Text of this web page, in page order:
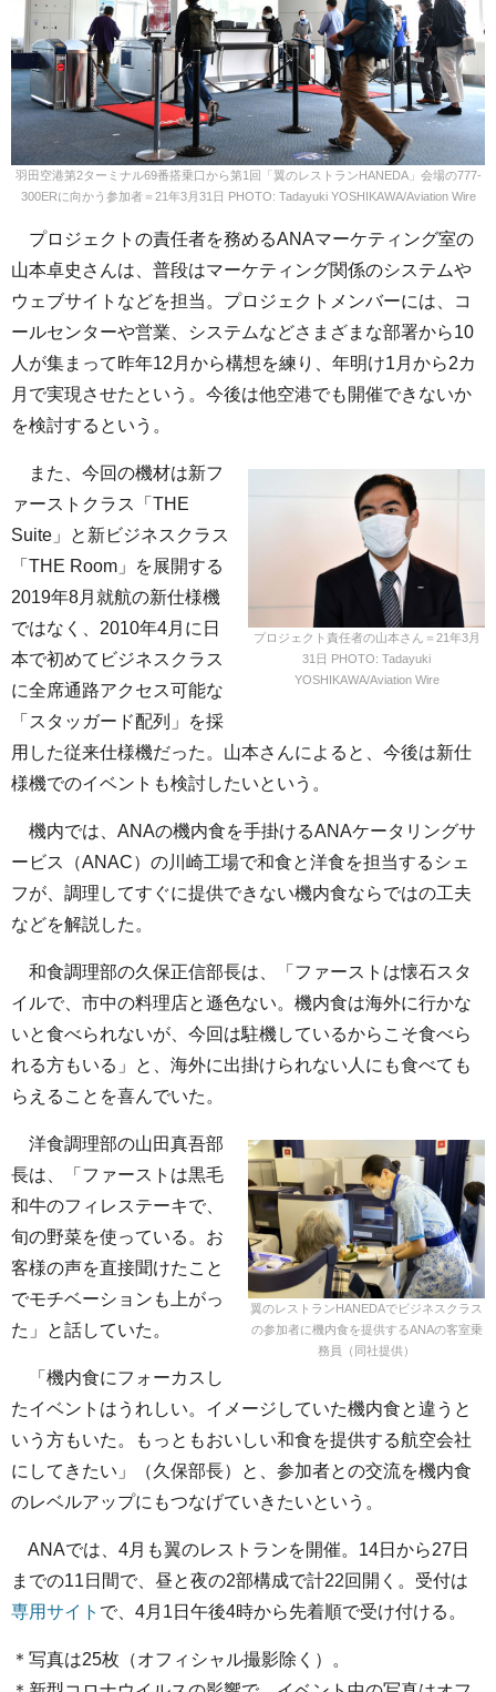
羽田空港第2ターミナル69番搭乗口から第1回「翼のレストランHANEDA」会場の777-
300ERに向かう参加者＝21年3月31日 PHOTO: Tadayuki YOSHIKAWA/Aviation Wire
プロジェクトの責任者を務めるANAマーケティング室の
山本卓史さんは、普段はマーケティング関係のシステムや
ウェブサイトなどを担当。プロジェクトメンバーには、コ
ールセンターや営業、システムなどさまざまな部署から10
人が集まって昨年12月から構想を練り、年明け1月から2カ
月で実現させたという。今後は他空港でも開催できないか
を検討するという。
プロジェクト責任者の山本さん＝21年3月
31日 PHOTO: Tadayuki
YOSHIKAWA/Aviation Wire
また、今回の機材は新フ
ァーストクラス「THE
Suite」と新ビジネスクラス
「THE Room」を展開する
2019年8月就航の新仕様機
ではなく、2010年4月に日
本で初めてビジネスクラス
に全席通路アクセス可能な
「スタッガード配列」を採
用した従来仕様機だった。山本さんによると、今後は新仕
様機でのイベントも検討したいという。
機内では、ANAの機内食を手掛けるANAケータリングサ
ービス（ANAC）の川崎工場で和食と洋食を担当するシェ
フが、調理してすぐに提供できない機内食ならではの工夫
などを解説した。
和食調理部の久保正信部長は、「ファーストは懐石スタ
イルで、市中の料理店と遜色ない。機内食は海外に行かな
いと食べられないが、今回は駐機しているからこそ食べら
れる方もいる」と、海外に出掛けられない人にも食べても
らえることを喜んでいた。
翼のレストランHANEDAでビジネスクラス
の参加者に機内食を提供するANAの客室乗
務員（同社提供）
洋食調理部の山田真吾部
長は、「ファーストは黒毛
和牛のフィレステーキで、
旬の野菜を使っている。お
客様の声を直接聞けたこと
でモチベーションも上がっ
た」と話していた。
「機内食にフォーカスし
たイベントはうれしい。イメージしていた機内食と違うと
いう方もいた。もっともおいしい和食を提供する航空会社
にしてきたい」（久保部長）と、参加者との交流を機内食
のレベルアップにもつなげていきたいという。
ANAでは、4月も翼のレストランを開催。14日から27日
までの11日間で、昼と夜の2部構成で計22回開く。受付は
専用サイト で、4月1日午後4時から先着順で受け付ける。
＊写真は25枚（オフィシャル撮影除く）。